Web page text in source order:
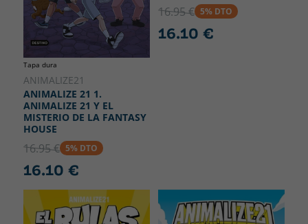
Tapa dura
ANIMALIZE21
ANIMALIZE 21 1.
ANIMALIZE 21 Y EL
MISTERIO DE LA FANTASY
HOUSE
16.95 € 5% DTO
16.10 €
16.95 € 5% DTO
16.10 €